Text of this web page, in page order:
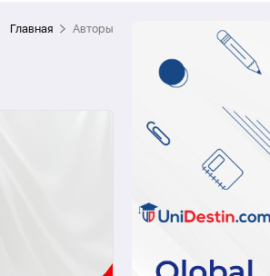
Главная Aвторы